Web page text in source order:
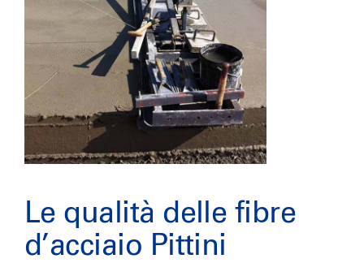
Le qualità delle fibre
d’acciaio Pittini